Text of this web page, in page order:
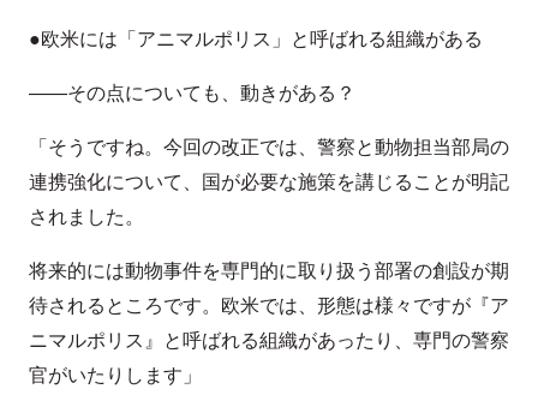
●欧米には「アニマルポリス」と呼ばれる組織がある
――その点についても、動きがある？
「そうですね。今回の改正では、警察と動物担当部局の
連携強化について、国が必要な施策を講じることが明記
されました。
将来的には動物事件を専門的に取り扱う部署の創設が期
待されるところです。欧米では、形態は様々ですが『ア
ニマルポリス』と呼ばれる組織があったり、専門の警察
官がいたりします」